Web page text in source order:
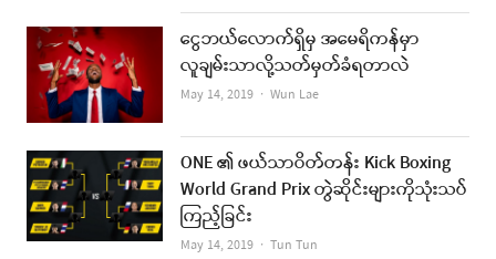
ငွေဘယ်လောက်ရှိမှ အမေရိကန်မှာ
လူချမ်းသာလို့သတ်မှတ်ခံရတာလဲ
May 14, 2019 Author
Wun Lae
ONE ၏ ဖယ်သာဝိတ်တန်း Kick Boxing
World Grand Prix တွဲဆိုင်းများကိုသုံးသပ်
ကြည့်ခြင်း
May 14, 2019 Author
Tun Tun